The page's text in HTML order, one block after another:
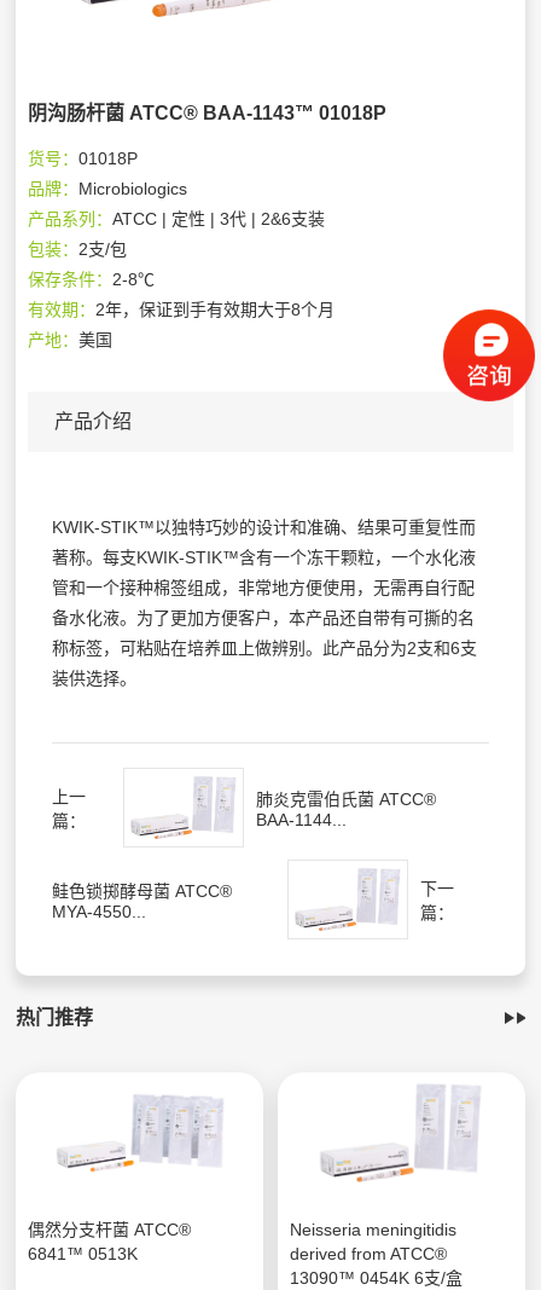
阴沟肠杆菌 ATCC® BAA-1143™ 01018P
货号：01018P
品牌： Microbiologics
产品系列：ATCC | 定性 | 3代 | 2&6支装
包装： 2支/包
保存条件： 2-8℃
有效期： 2年，保证到手有效期大于8个月
产地：美国
产品介绍
KWIK-STIK™以独特巧妙的设计和准确、结果可重复性而
著称。每支KWIK-STIK™含有一个冻干颗粒，一个水化液
管和一个接种棉签组成，非常地方便使用，无需再自行配
备水化液。为了更加方便客户，本产品还自带有可撕的名
称标签，可粘贴在培养皿上做辨别。此产品分为2支和6支
装供选择。
上一
篇：
肺炎克雷伯氏菌 ATCC®
BAA-1144...
鲑色锁掷酵母菌 ATCC®
MYA-4550...
下一
篇：
热门推荐
偶然分支杆菌 ATCC®
6841™ 0513K
Neisseria meningitidis
derived from ATCC®
13090™ 0454K 6支/盒